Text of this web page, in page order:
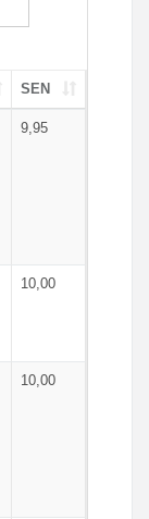
SEN
9,95
10,00
10,00